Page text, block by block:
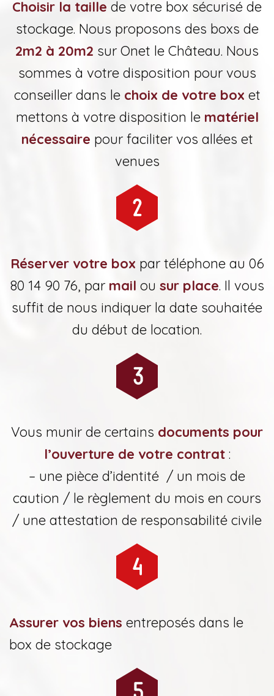
Choisir la taille de votre box sécurisé de
stockage. Nous proposons des boxs de
2m2 à 20m2 sur Onet le Château. Nous
sommes à votre disposition pour vous
conseiller dans le choix de votre box et
mettons à votre disposition le matériel
nécessaire pour faciliter vos allées et
venues
Réserver votre box par téléphone au 06
80 14 90 76, par mail ou sur place. Il vous
suffit de nous indiquer la date souhaitée
du début de location.
Vous munir de certains documents pour
l’ouverture de votre contrat:
– une pièce d’identité / un mois de
caution / le règlement du mois en cours
/ une attestation de responsabilité civile
Assurer vos biens entreposés dans le
box de stockage